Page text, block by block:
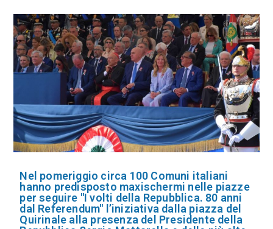
Nel pomeriggio circa 100 Comuni italiani
hanno predisposto maxischermi nelle piazze
per seguire "I volti della Repubblica. 80 anni
dal Referendum" l’iniziativa dalla piazza del
Quirinale alla presenza del Presidente della